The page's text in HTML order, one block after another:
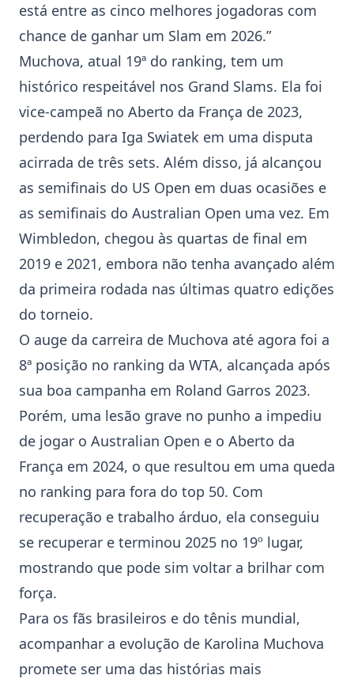
está entre as cinco melhores jogadoras com
chance de ganhar um Slam em 2026.”
Muchova, atual 19ª do ranking, tem um
histórico respeitável nos Grand Slams. Ela foi
vice-campeã no Aberto da França de 2023,
perdendo para Iga Swiatek em uma disputa
acirrada de três sets. Além disso, já alcançou
as semifinais do US Open em duas ocasiões e
as semifinais do Australian Open uma vez. Em
Wimbledon, chegou às quartas de final em
2019 e 2021, embora não tenha avançado além
da primeira rodada nas últimas quatro edições
do torneio.
O auge da carreira de Muchova até agora foi a
8ª posição no ranking da WTA, alcançada após
sua boa campanha em Roland Garros 2023.
Porém, uma lesão grave no punho a impediu
de jogar o Australian Open e o Aberto da
França em 2024, o que resultou em uma queda
no ranking para fora do top 50. Com
recuperação e trabalho árduo, ela conseguiu
se recuperar e terminou 2025 no 19º lugar,
mostrando que pode sim voltar a brilhar com
força.
Para os fãs brasileiros e do tênis mundial,
acompanhar a evolução de Karolina Muchova
promete ser uma das histórias mais